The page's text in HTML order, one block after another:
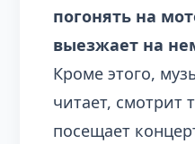
погонять на
выезжает на
Кроме этого,
читает, смотрит
посещает